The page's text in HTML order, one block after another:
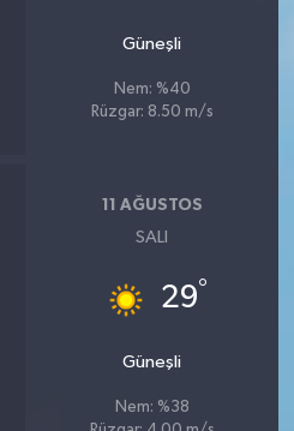
Güneşli
Nem: %40
Rüzgar: 8.50 m/s
11 AĞUSTOS
SALI
29°
Güneşli
Nem: %38